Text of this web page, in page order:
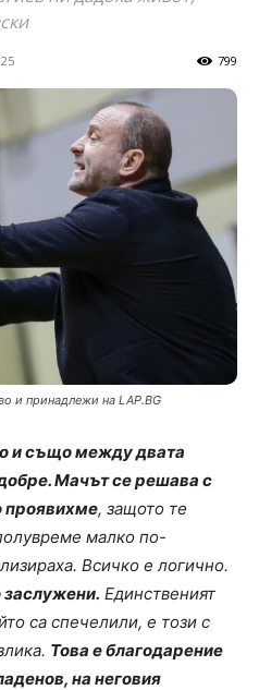
799
и принадлежи на LAP.BG
и също между двата
Мачът се решава с
проявихме, защото те
малко по-
Всичко е логично.
заслужени. Единственият
са спечелили, е този с
Това е благодарение
на неговия